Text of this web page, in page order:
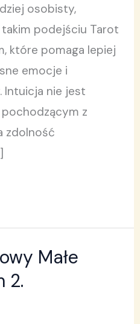
osobisty,
takim podejściu Tarot
które pomaga lepiej
emocje i
Intuicja nie jest
z
zdolność
Małe
2.